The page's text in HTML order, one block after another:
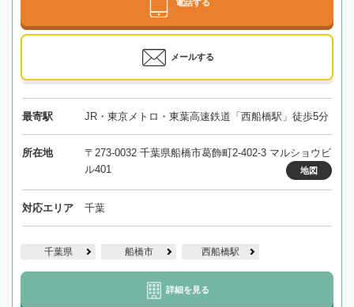
電話する
メールする
最寄駅 JR・東京メトロ・東葉高速鉄道「西船橋駅」徒歩5分
所在地
〒273-0032 千葉県船橋市葛飾町2-402-3 マルショウビ
ル401
地図
対応エリア 千葉
千葉県 船橋市 西船橋駅
詳細を見る